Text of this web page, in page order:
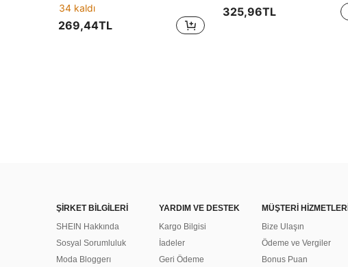
34 kaldı
269,44TL
325,96TL
ŞİRKET BİLGİLERİ
SHEIN Hakkında
Sosyal Sorumluluk
Moda Bloggerı
YARDIM VE DESTEK
Kargo Bilgisi
İadeler
Geri Ödeme
MÜŞTERİ HİZMETLERİ
Bize Ulaşın
Ödeme ve Vergiler
Bonus Puan